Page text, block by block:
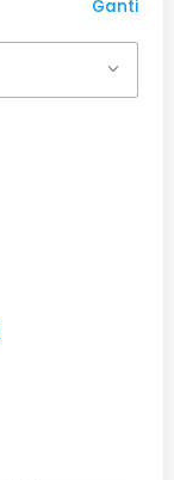
Ganti